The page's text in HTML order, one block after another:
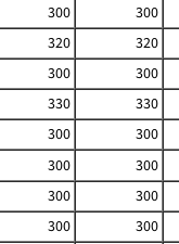
300 300
320 320
300 300
330 330
300 300
300 300
300 300
300 300